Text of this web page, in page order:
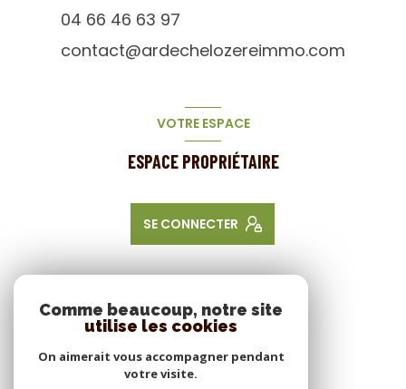
04 66 46 63 97
contact@ardechelozereimmo.com
VOTRE ESPACE
ESPACE PROPRIÉTAIRE
SE CONNECTER
NOUS SUIVRE
Comme beaucoup, notre site
utilise les cookies
On aimerait vous accompagner pendant
votre visite.